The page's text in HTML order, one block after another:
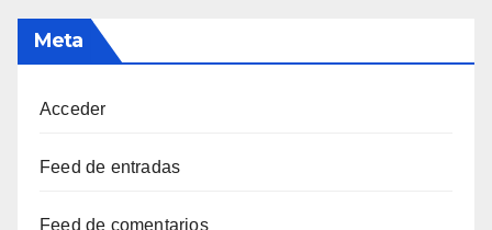
Meta
Acceder
Feed de entradas
Feed de comentarios